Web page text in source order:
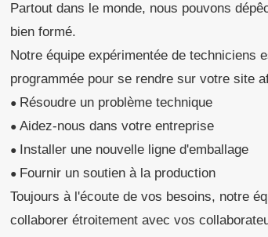
Partout dans le monde, nous pouvons
bien formé.
Notre équipe expérimentée de techniciens
programmée pour se rendre sur votre site
● Résoudre un problème technique
● Aidez-nous dans votre entreprise
● Installer une nouvelle ligne d'emballage
● Fournir un soutien à la production
Toujours à l'écoute de vos besoins, notre
collaborer étroitement avec vos